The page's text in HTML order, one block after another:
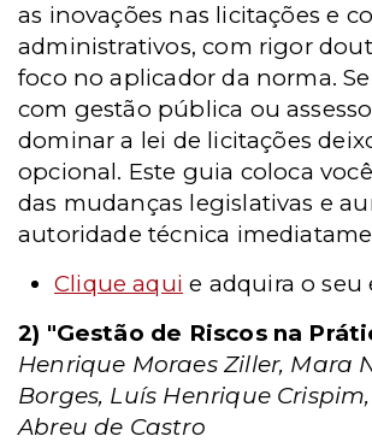
as inovações nas licitações e
administrativos, com rigor
foco no aplicador da norma.
com gestão pública ou
dominar a lei de licitações
opcional. Este guia coloca
das mudanças legislativas e
autoridade técnica
Clique aqui e adquira o seu
2) "Gestão de Riscos na
Henrique Moraes Ziller, Mara
Borges, Luís Henrique
Abreu de Castro